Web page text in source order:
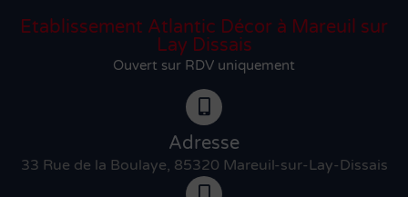
Etablissement Atlantic Décor à Mareuil sur
Lay Dissais
Ouvert sur RDV uniquement
Adresse
33 Rue de la Boulaye, 85320 Mareuil-sur-Lay-Dissais